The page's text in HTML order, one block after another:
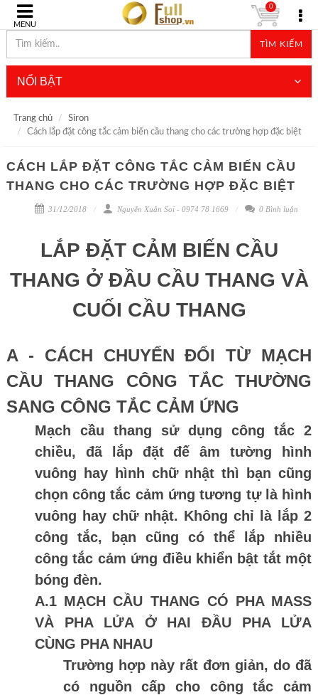
MENU
TÌM KIẾM
0
NỔI BẬT
Trang chủ
Siron
Cách lắp đặt công tắc cảm biến cầu thang cho các trường hợp đặc biệt
CÁCH LẮP ĐẶT CÔNG TẮC CẢM BIẾN CẦU
THANG CHO CÁC TRƯỜNG HỢP ĐẶC BIỆT
31/12/2018 Nguyễn Xuân Soi - 0974 78 1669 0 Bình luận
LẮP ĐẶT CẢM BIẾN CẦU
THANG Ở ĐẦU CẦU THANG VÀ
CUỐI CẦU THANG
A - CÁCH CHUYỂN ĐỔI TỪ MẠCH
CẦU THANG CÔNG TẮC THƯỜNG
SANG CÔNG TẮC CẢM ỨNG
Mạch cầu thang sử dụng công tắc 2
chiều, đã lắp đặt đế âm tường hình
vuông hay hình chữ nhật thì bạn cũng
chọn công tắc cảm ứng tương tự là hình
vuông hay chữ nhật. Không chỉ là lắp 2
công tắc, bạn cũng có thể lắp nhiều
công tắc cảm ứng điều khiển bật tắt một
bóng đèn.
A.1 MẠCH CẦU THANG CÓ PHA MASS
VÀ PHA LỬA Ở HAI ĐẦU PHA LỬA
CÙNG PHA NHAU
Trường hợp này rất đơn giản, do đã
có nguồn cấp cho công tắc cảm